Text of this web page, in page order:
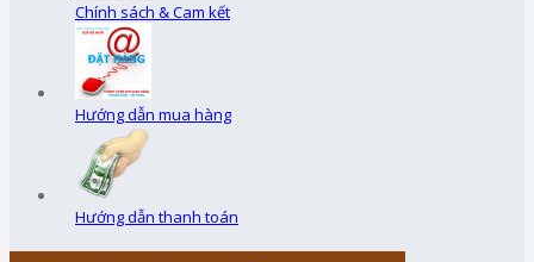
Chính sách & Cam kết
Hướng dẫn mua hàng
Hướng dẫn thanh toán